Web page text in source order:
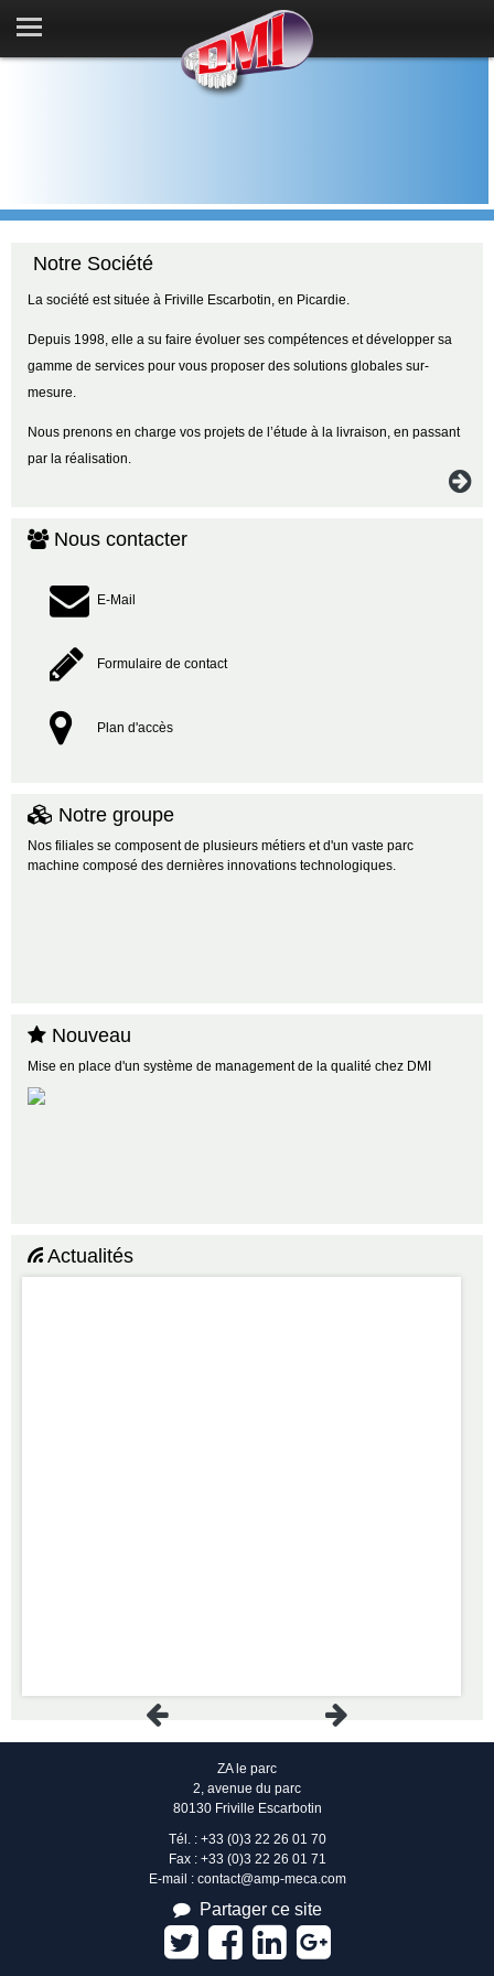
Notre Société
La société est située à Friville Escarbotin, en Picardie.
Depuis 1998, elle a su faire évoluer ses compétences et développer sa
gamme de services pour vous proposer des solutions globales sur-
mesure.
Nous prenons en charge vos projets de l’étude à la livraison, en passant
par la réalisation.
Nous contacter
E-Mail
Formulaire de contact
Plan d'accès
Notre groupe
Nos filiales se composent de plusieurs métiers et d'un vaste parc
machine composé des dernières innovations technologiques.
Nouveau
Mise en place d'un système de management de la qualité chez DMI
Actualités
ZA le parc
2, avenue du parc
80130 Friville Escarbotin
Tél. : +33 (0)3 22 26 01 70
Fax : +33 (0)3 22 26 01 71
E-mail : contact@amp-meca.com
Partager ce site